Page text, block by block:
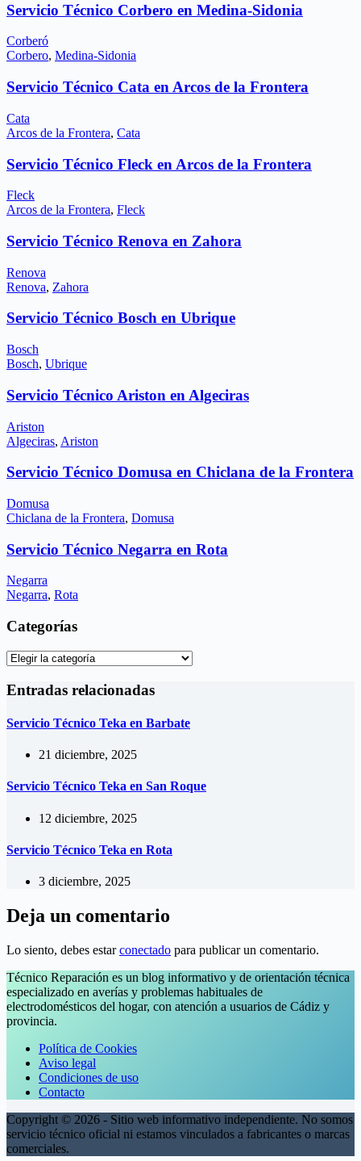
Servicio Técnico Corbero en Medina-Sidonia
Corberó
Corbero, Medina-Sidonia
Servicio Técnico Cata en Arcos de la Frontera
Cata
Arcos de la Frontera, Cata
Servicio Técnico Fleck en Arcos de la Frontera
Fleck
Arcos de la Frontera, Fleck
Servicio Técnico Renova en Zahora
Renova
Renova, Zahora
Servicio Técnico Bosch en Ubrique
Bosch
Bosch, Ubrique
Servicio Técnico Ariston en Algeciras
Ariston
Algeciras, Ariston
Servicio Técnico Domusa en Chiclana de la Frontera
Domusa
Chiclana de la Frontera, Domusa
Servicio Técnico Negarra en Rota
Negarra
Negarra, Rota
Categorías
Categorías
Entradas relacionadas
Servicio Técnico Teka en Barbate
21 diciembre, 2025
Servicio Técnico Teka en San Roque
12 diciembre, 2025
Servicio Técnico Teka en Rota
3 diciembre, 2025
Deja un comentario
Lo siento, debes estarconectado para publicar un comentario.
Técnico Reparación es un blog informativo y de orientación técnica
especializado en averías y problemas habituales de
electrodomésticos del hogar, con atención a usuarios de Cádiz y
provincia.
Política de Cookies
Aviso legal
Condiciones de uso
Contacto
Copyright © 2026 - Sitio web informativo independiente. No somos
servicio técnico oficial ni estamos vinculados a fabricantes o marcas
comerciales.